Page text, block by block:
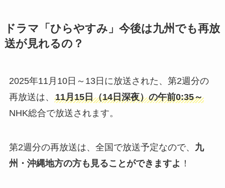
ドラマ「ひらやすみ」今後は九州でも再放
送が見れるの？
2025年11月10日～13日に放送された、第2週分の
再放送は、 11月15日（14日深夜）の午前0:35～
NHK総合で放送されます。
第2週分の再放送は、全国で放送予定なので、 九
州・沖縄地方の方も見ることができますよ ！